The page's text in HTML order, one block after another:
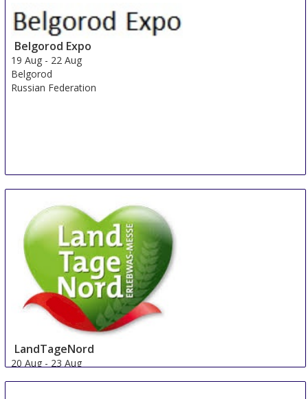
15 Aug -17 Aug
Shanghai
China
Belgorod Expo
19 Aug - 22 Aug
Belgorod
Russian Federation
LandTageNord
20 Aug - 23 Aug